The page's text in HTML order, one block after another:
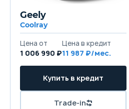
Geely
Coolray
1 006 990 ₽11 987